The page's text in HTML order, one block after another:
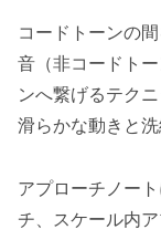
コードトーンの
音（非コードト
ンへ繋げるテク
滑らかな動きと
アプローチノー
チ、スケール内